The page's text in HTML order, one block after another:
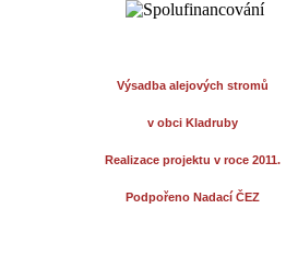
Výsadba alejových stromů
v obci Kladruby
Realizace projektu v roce 2011.
Podpořeno Nadací ČEZ